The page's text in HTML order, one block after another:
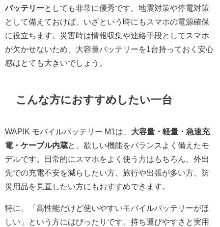
バッテリーとしても非常に優秀です。地震対策や停電対策
として備えておけば、いざという時にもスマホの電源確保
に役立ちます。災害時は情報収集や連絡手段としてスマホ
が欠かせないため、大容量バッテリーを1台持っておく安心
感はとても大きいでしょう。
こんな方におすすめしたい一台
WAPIK モバイルバッテリー M1は、 大容量・軽量・急速充
電・ケーブル内蔵と、欲しい機能をバランスよく備えたモ
デルです。日常的にスマホをよく使う方はもちろん、外出
先での充電不安を減らしたい方、旅行や出張が多い方、防
災用品を見直したい方にもおすすめできます。
特に、「高性能だけど使いやすいモバイルバッテリーがほ
しい」という方にはぴったりです。持ち運びやすさと実用